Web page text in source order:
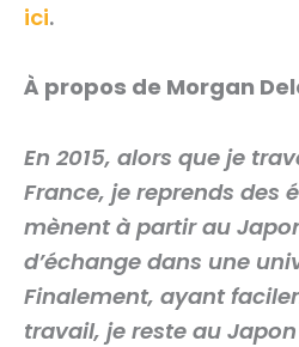
ici.
À propos de Morgan
En 2015, alors que je
France, je reprends des
mènent à partir au
d’échange dans une
Finalement, ayant
travail, je reste au